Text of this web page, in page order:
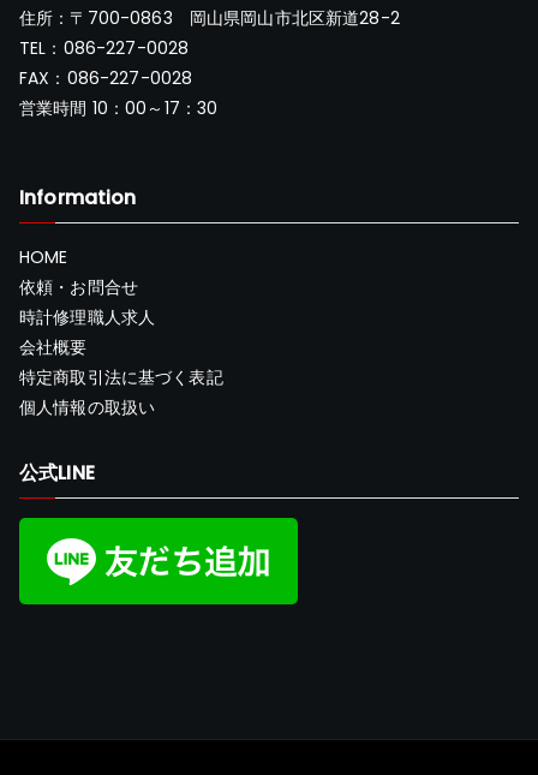
住所：〒700-0863 岡山県岡山市北区新道28-2
TEL：086-227-0028
FAX：086-227-0028
営業時間 10：00～17：30
Information
HOME
依頼・お問合せ
時計修理職人求人
会社概要
特定商取引法に基づく表記
個人情報の取扱い
公式LINE